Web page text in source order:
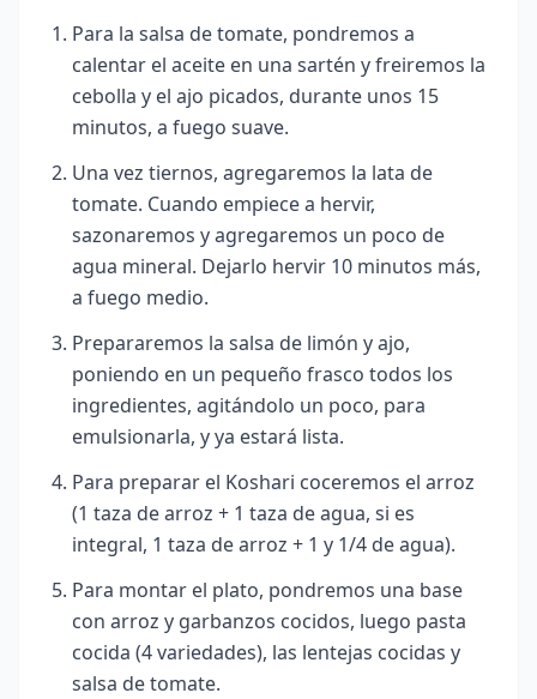
Para la salsa de tomate, pondremos a
calentar el aceite en una sartén y freiremos la
cebolla y el ajo picados, durante unos 15
minutos, a fuego suave.
Una vez tiernos, agregaremos la lata de
tomate. Cuando empiece a hervir,
sazonaremos y agregaremos un poco de
agua mineral. Dejarlo hervir 10 minutos más,
a fuego medio.
Prepararemos la salsa de limón y ajo,
poniendo en un pequeño frasco todos los
ingredientes, agitándolo un poco, para
emulsionarla, y ya estará lista.
Para preparar el Koshari coceremos el arroz
(1 taza de arroz + 1 taza de agua, si es
integral, 1 taza de arroz + 1 y 1/4 de agua).
Para montar el plato, pondremos una base
con arroz y garbanzos cocidos, luego pasta
cocida (4 variedades), las lentejas cocidas y
salsa de tomate.